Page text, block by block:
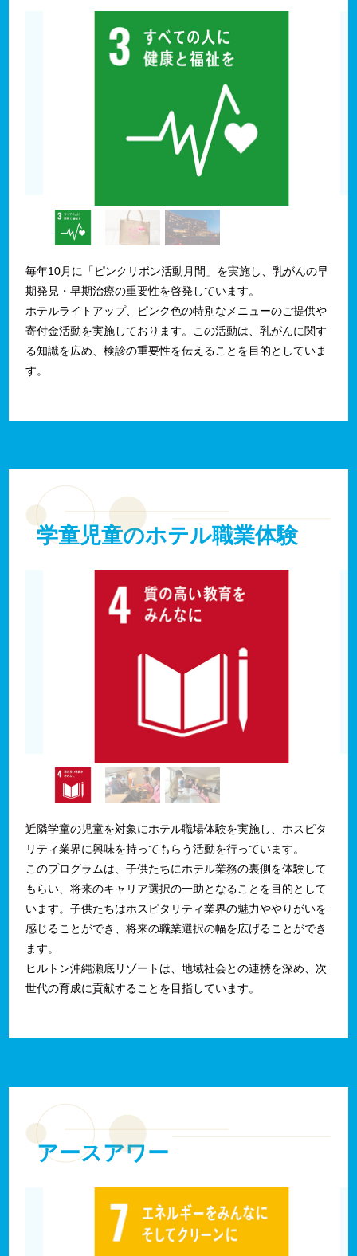
毎年10月に「ピンクリボン活動月間」を実施し、乳がんの早
期発見・早期治療の重要性を啓発しています。
ホテルライトアップ、ピンク色の特別なメニューのご提供や
寄付金活動を実施しております。この活動は、乳がんに関す
る知識を広め、検診の重要性を伝えることを目的としていま
す。
学童児童のホテル職業体験
近隣学童の児童を対象にホテル職場体験を実施し、ホスピタ
リティ業界に興味を持ってもらう活動を行っています。
このプログラムは、子供たちにホテル業務の裏側を体験して
もらい、将来のキャリア選択の一助となることを目的として
います。子供たちはホスピタリティ業界の魅力ややりがいを
感じることができ、将来の職業選択の幅を広げることができ
ます。
ヒルトン沖縄瀬底リゾートは、地域社会との連携を深め、次
世代の育成に貢献することを目指しています。
アースアワー